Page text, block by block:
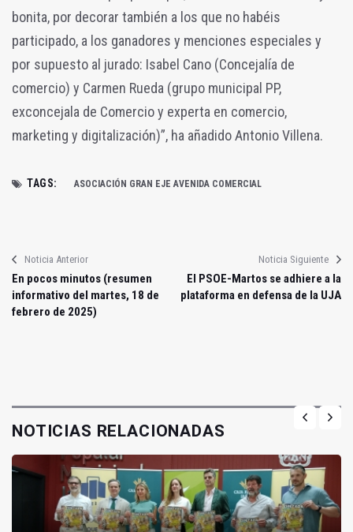
bonita, por decorar también a los que no habéis
participado, a los ganadores y menciones especiales y
por supuesto al jurado: Isabel Cano (Concejalía de
comercio) y Carmen Rueda (grupo municipal PP,
exconcejala de Comercio y experta en comercio,
marketing y digitalización)”, ha añadido Antonio Villena.
TAGS: ASOCIACIÓN GRAN EJE AVENIDA COMERCIAL
Noticia Anterior
En pocos minutos (resumen
informativo del martes, 18 de
febrero de 2025)
Noticia Siguiente
El PSOE-Martos se adhiere a la
plataforma en defensa de la UJA
NOTICIAS RELACIONADAS